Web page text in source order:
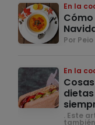
En la
Por
En la
. Este